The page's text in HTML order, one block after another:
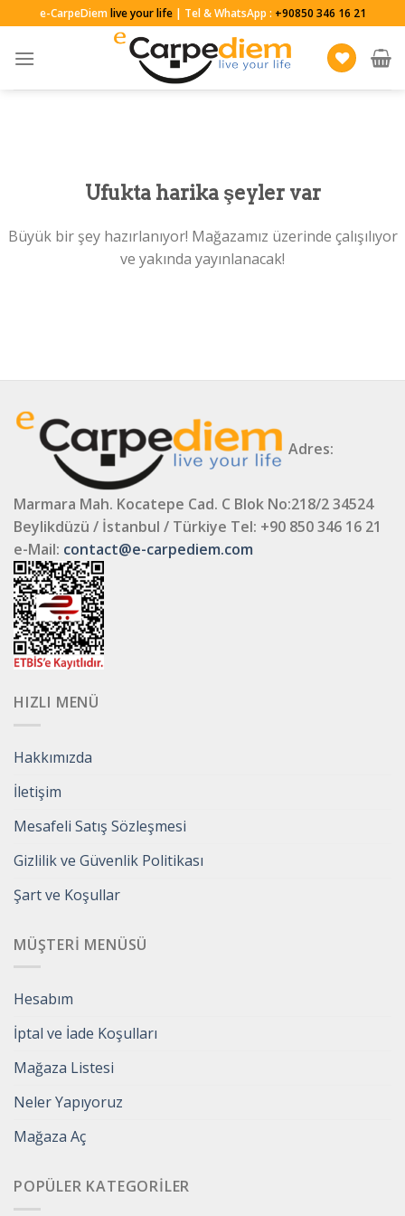
to
content
e-CarpeDiemlive your life| Tel & WhatsApp : +90850 346 16 21
Ufukta harika şeyler var
Büyük bir şey hazırlanıyor! Mağazamız üzerinde çalışılıyor
ve yakında yayınlanacak!
Adres:
Marmara Mah. Kocatepe Cad. C Blok No:218/2 34524
Beylikdüzü / İstanbul / Türkiye Tel: +90 850 346 16 21
e-Mail: contact@e-carpediem.com
HIZLI MENÜ
Hakkımızda
İletişim
Mesafeli Satış Sözleşmesi
Gizlilik ve Güvenlik Politikası
Şart ve Koşullar
MÜŞTERI MENÜSÜ
Hesabım
İptal ve İade Koşulları
Mağaza Listesi
Neler Yapıyoruz
Mağaza Aç
POPÜLER KATEGORILER